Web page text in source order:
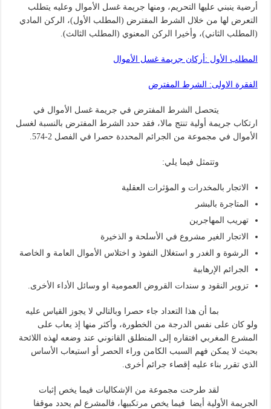
أرضية ينبني عليها التحريم، ومنها جريمة غسل الأموال وعليه يتطلب
التعرض لها من خلال الشرط المفترض (المطلب الأول)، الركن المادي
(المطلب الثاني)، وأخيرا الركن المعنوي (المطلب الثالث).
المطلب الأول :أركان جريمة غسل الأموال
الفقرة الاولى: الشرط المفترض
يتحصل الشرط المفترض في جريمة غسل الأموال في
ارتكاب جريمة أولية تنتج مالا، فقد حدد الشرط المفترض بالنسبة لغسل
الأموال في مجموعة من الجرائم المحددة حصرا في الفصل 2-574.
وتتمثل فيما يلي:
الاتجار بالمخدرات و المؤثرات العقلية
المتاجرة بالبشر
تهريب المهاجرين
الاتجار الغير مشروع في الأسلحة و الذخيرة
الرشوة و الغدر و استغلال النفوذ و اختلاس الأموال العامة و الخاصة
الجرائم الإرهابية
تزوير النقود و سندات القروض العمومية او وسائل الأداء الأخرى.
بما أن هذا التعداد جاء حصرا وبالتالي لا يجوز القياس عليه
ولو كان على نفس الدرجة من الخطورة، وأكثر منها إذ يعاب على
المشرع المغربي افتقاره إلى المنطلق القانوني عند وضعه لهذه اللائحة
بحيث لا يمكن فهم السبب الكامن وراء الحصر أو استيعاب الأساس
الذي تقرر بناء عليه إقصاء جرائم أخرى.
لقد طرحت مجموعة من الإشكاليات فيما يخص إثبات
الجريمة الأولية أيضا فيما يخص مرتكبيها، فالمشرع لم يحدد موقفا